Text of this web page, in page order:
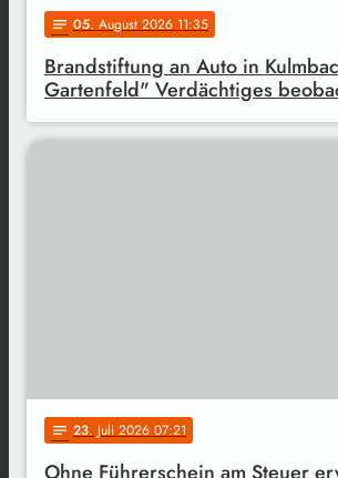
notes 05. August 2026 11:35
Brandstiftung an Auto in
Gartenfeld" Verdächtiges
notes 23. Juli 2026 07:21
Ohne Führerschein am Steuer